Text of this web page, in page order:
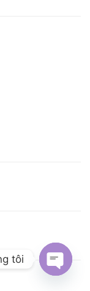
tôi